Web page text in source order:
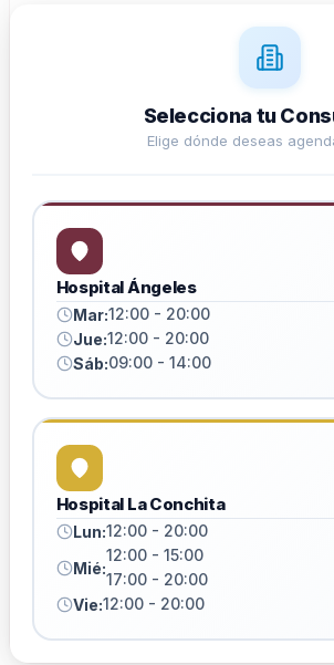
Selecciona tu
Elige dónde deseas
Hospital Ángeles
Mar:12:00 - 20:00
Jue:12:00 - 20:00
Sáb:09:00 - 14:00
Hospital La Conchita
Lun:12:00 - 20:00
Mié:
12:00 - 15:00
17:00 - 20:00
Vie:12:00 - 20:00